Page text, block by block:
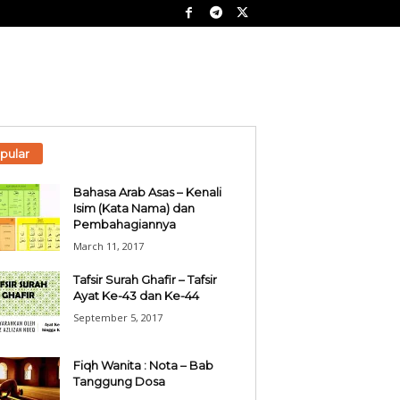
Bahasa Arab Asas – Kenali
Isim (Kata Nama) dan
Pembahagiannya
March 11, 2017
Tafsir Surah Ghafir – Tafsir
Ayat Ke-43 dan Ke-44
September 5, 2017
Fiqh Wanita : Nota – Bab
Tanggung Dosa